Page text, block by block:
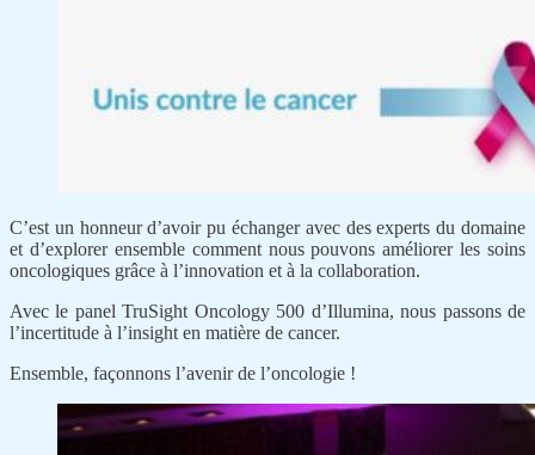
C’est un honneur d’avoir pu échanger avec des experts du domaine
et d’explorer ensemble comment nous pouvons améliorer les soins
oncologiques grâce à l’innovation et à la collaboration.
Avec le panel TruSight Oncology 500 d’Illumina, nous passons de
l’incertitude à l’insight en matière de cancer.
Ensemble, façonnons l’avenir de l’oncologie !